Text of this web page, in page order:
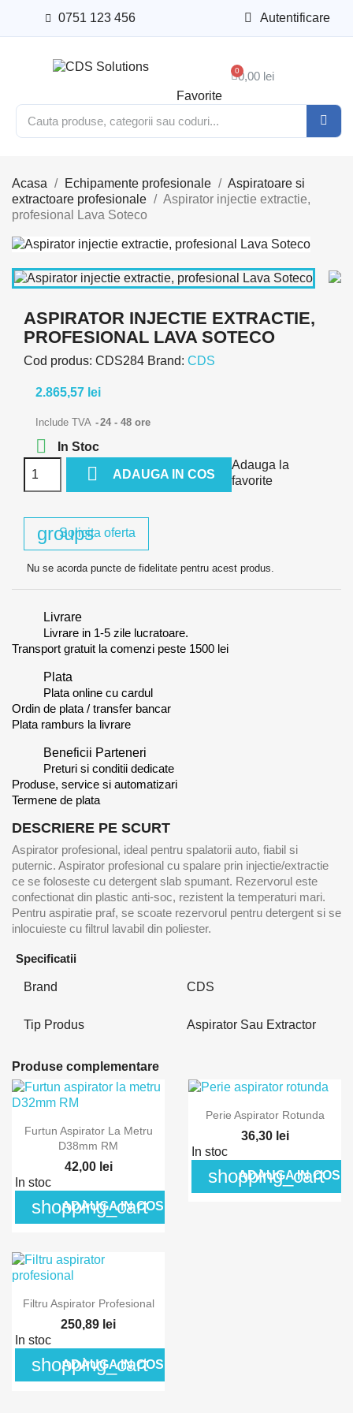
0751 123 456 Autentificare
Favorite
0,00 lei
Acasa Echipamente profesionale
Aspiratoare si
extractoare profesionale
Aspirator injectie extractie,
profesional Lava Soteco
ASPIRATOR INJECTIE EXTRACTIE,
PROFESIONAL LAVA SOTECO
Cod produs: CDS284 Brand: CDS
2.865,57 lei
Include TVA 24 - 48 ore
 In Stoc
 ADAUGA IN COS
Adauga la
favorite
groups
Solicita oferta
Nu se acorda puncte de fidelitate pentru acest produs.
Livrare
Livrare in 1-5 zile lucratoare.
Transport gratuit la comenzi peste 1500 lei
Plata
Plata online cu cardul
Ordin de plata / transfer bancar
Plata ramburs la livrare
Beneficii Parteneri
Preturi si conditii dedicate
Produse, service si automatizari
Termene de plata
DESCRIERE PE SCURT
Aspirator profesional, ideal pentru spalatorii auto, fiabil si
puternic. Aspirator profesional cu spalare prin injectie/extractie
ce se foloseste cu detergent slab spumant. Rezervorul este
confectionat din plastic anti-soc, rezistent la temperaturi mari.
Pentru aspiratie praf, se scoate rezervorul pentru detergent si se
inlocuieste cu filtrul lavabil din poliester.
Specificatii
Brand CDS
Tip Produs Aspirator Sau Extractor
Produse complementare
Furtun Aspirator La Metru
D38mm RM
42,00 lei
In stoc
shopping_cart
ADAUGA IN COS
Perie Aspirator Rotunda
36,30 lei
In stoc
shopping_cart
ADAUGA IN COS
Filtru Aspirator Profesional
250,89 lei
In stoc
shopping_cart
ADAUGA IN COS